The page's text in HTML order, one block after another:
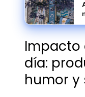
Impacto
día:
humor y